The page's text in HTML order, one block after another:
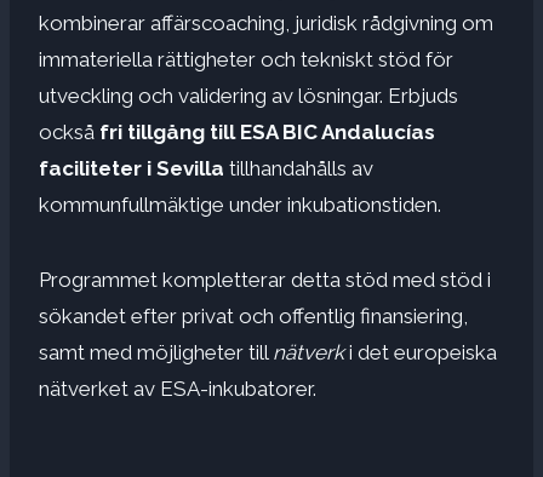
kombinerar affärscoaching, juridisk rådgivning om
immateriella rättigheter och tekniskt stöd för
utveckling och validering av lösningar. Erbjuds
också fri tillgång till ESA BIC Andalucías
faciliteter i Sevilla tillhandahålls av
kommunfullmäktige under inkubationstiden.
Programmet kompletterar detta stöd med stöd i
sökandet efter privat och offentlig finansiering,
samt med möjligheter till nätverki det europeiska
nätverket av ESA-inkubatorer.